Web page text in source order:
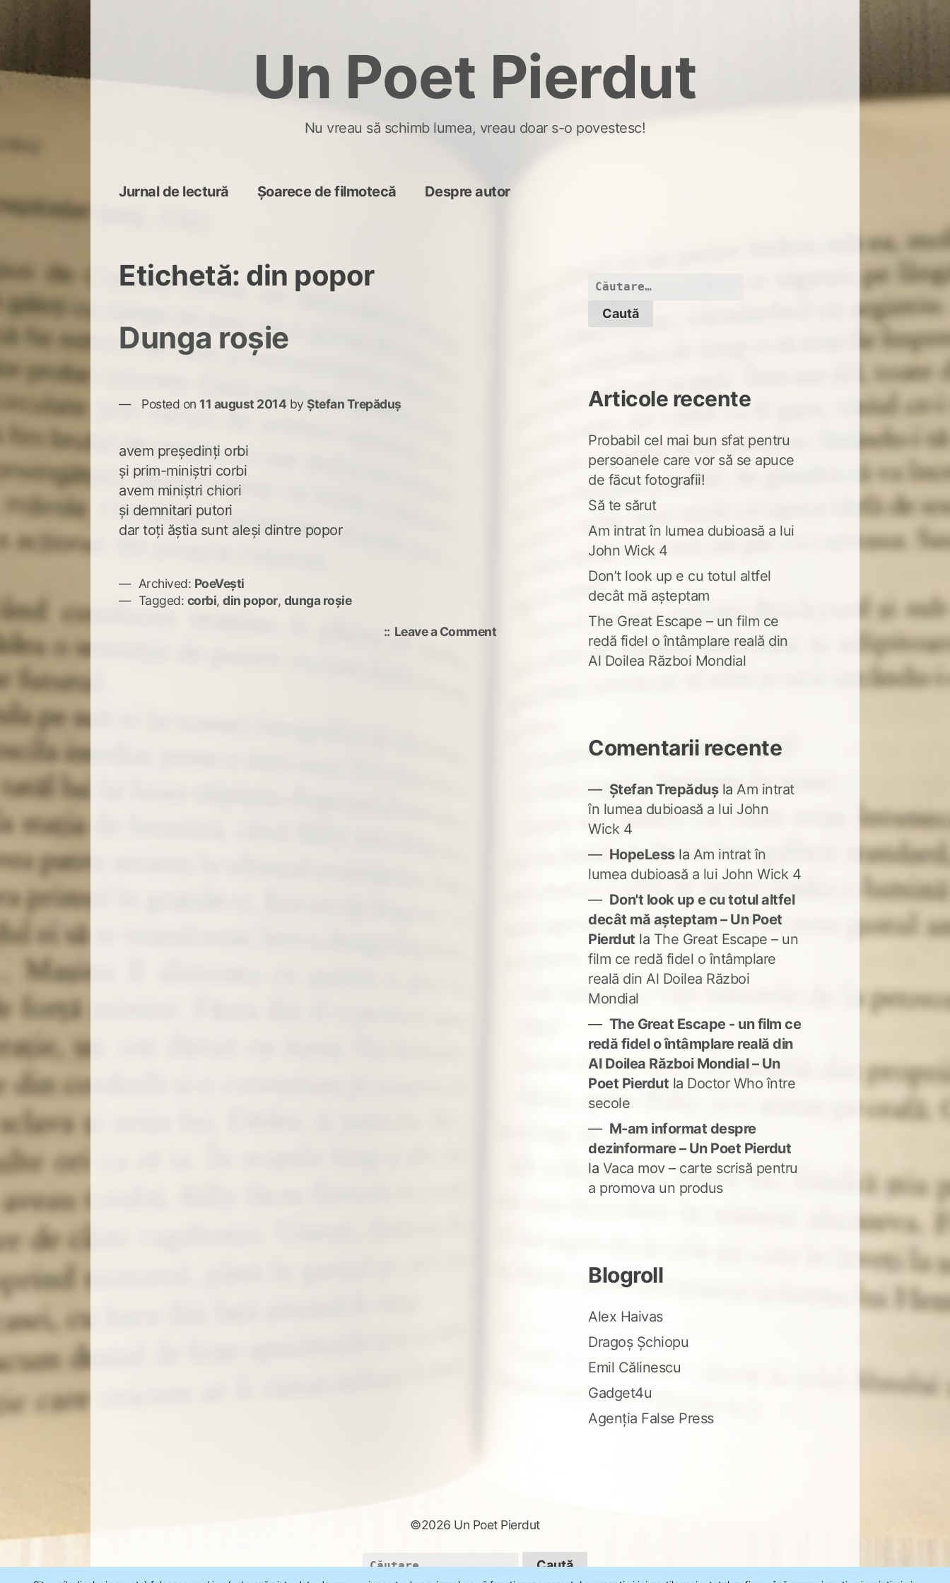
Un Poet Pierdut
Nu vreau să schimb lumea, vreau doar s-o povestesc!
Jurnal de lectură Șoarece de filmotecă Despre autor
Etichetă: din popor
Dunga roşie
Posted on 11 august 2014 byȘtefan Trepăduș
avem preşedinţi orbi
şi prim-miniştri corbi
avem miniştri chiori
şi demnitari putori
dar toţi ăştia sunt aleşi dintre popor
Archived: PoeVești
Tagged: corbi,din popor, dunga roşie
Leave a Commenton
Caută
Articole recente
Probabil cel mai bun sfat pentru
persoanele care vor să se apuce
de făcut fotografii!
Să te sărut
Am intrat în lumea dubioasă a lui
John Wick 4
Don’t look up e cu totul altfel
decât mă așteptam
The Great Escape – un film ce
redă fidel o întâmplare reală din
Al Doilea Război Mondial
Comentarii recente
Ștefan Trepădușla Am intrat
în lumea dubioasă a lui John
Wick 4
HopeLessla Am intrat în
lumea dubioasă a lui John Wick 4
Don't look up e cu totul altfel
decât mă așteptam – Un Poet
Pierdut la The Great Escape – un
film ce redă fidel o întâmplare
reală din Al Doilea Război
Mondial
The Great Escape - un film ce
redă fidel o întâmplare reală din
Al Doilea Război Mondial – Un
Poet Pierdut la Doctor Who între
secole
M-am informat despre
dezinformare – Un Poet Pierdut
la Vaca mov – carte scrisă pentru
a promova un produs
Blogroll
Alex Haivas
Dragoș Șchiopu
Emil Călinescu
Gadget4u
Agenția False Press
©2026 Un Poet Pierdut
Caută